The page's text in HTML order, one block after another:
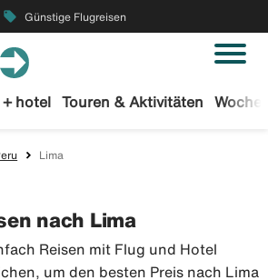
local_offer Günstige Flugreisen
+ hotel Touren & Aktivitäten
Lima
nach Lima
Reisen mit Flug und Hotel
um den besten Preis nach Lima